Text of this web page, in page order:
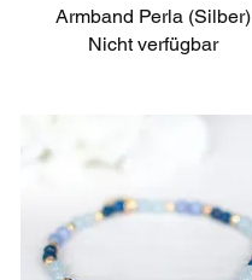
Schnellansicht
Armband Perla (Silber)
Nicht verfügbar